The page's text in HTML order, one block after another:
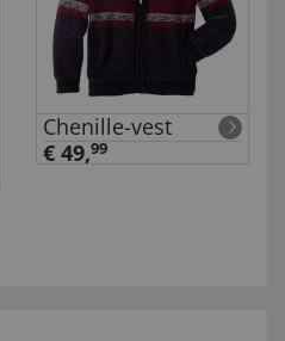
Chenille-vest
€ 49,99